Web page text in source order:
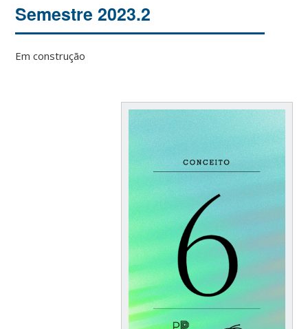
Semestre 2023.2
Em construção